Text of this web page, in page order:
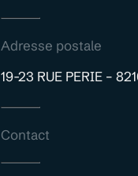
Adresse postale
19-23 RUE PERIE –
Contact